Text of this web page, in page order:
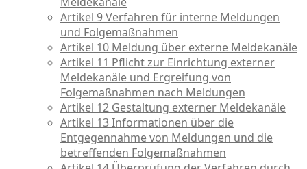
Artikel 9 Verfahren für interne Meldungen
und Folgemaßnahmen
Artikel 10 Meldung über externe Meldekanäle
Artikel 11 Pflicht zur Einrichtung externer
Meldekanäle und Ergreifung von
Folgemaßnahmen nach Meldungen
Artikel 12 Gestaltung externer Meldekanäle
Artikel 13 Informationen über die
Entgegennahme von Meldungen und die
betreffenden Folgemaßnahmen